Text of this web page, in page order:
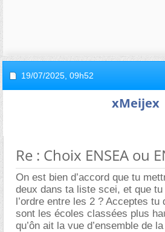
19/07/2025, 09h52
xMeijex
Re : Choix ENSEA ou
On est bien d’accord que tu
deux dans ta liste scei, et que
l’ordre entre les 2 ? Acceptes tu
sont les écoles classées plus
qu’ôn ait la vue d’ensemble de